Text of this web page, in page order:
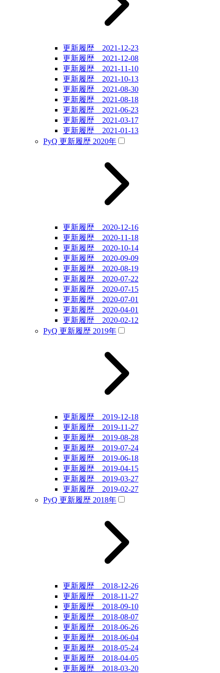
更新履歴 2021-12-23
更新履歴 2021-12-08
更新履歴 2021-11-10
更新履歴 2021-10-13
更新履歴 2021-08-30
更新履歴 2021-08-18
更新履歴 2021-06-23
更新履歴 2021-03-17
更新履歴 2021-01-13
PyQ 更新履歴 2020年
更新履歴 2020-12-16
更新履歴 2020-11-18
更新履歴 2020-10-14
更新履歴 2020-09-09
更新履歴 2020-08-19
更新履歴 2020-07-22
更新履歴 2020-07-15
更新履歴 2020-07-01
更新履歴 2020-04-01
更新履歴 2020-02-12
PyQ 更新履歴 2019年
更新履歴 2019-12-18
更新履歴 2019-11-27
更新履歴 2019-08-28
更新履歴 2019-07-24
更新履歴 2019-06-18
更新履歴 2019-04-15
更新履歴 2019-03-27
更新履歴 2019-02-27
PyQ 更新履歴 2018年
更新履歴 2018-12-26
更新履歴 2018-11-27
更新履歴 2018-09-10
更新履歴 2018-08-07
更新履歴 2018-06-26
更新履歴 2018-06-04
更新履歴 2018-05-24
更新履歴 2018-04-05
更新履歴 2018-03-20